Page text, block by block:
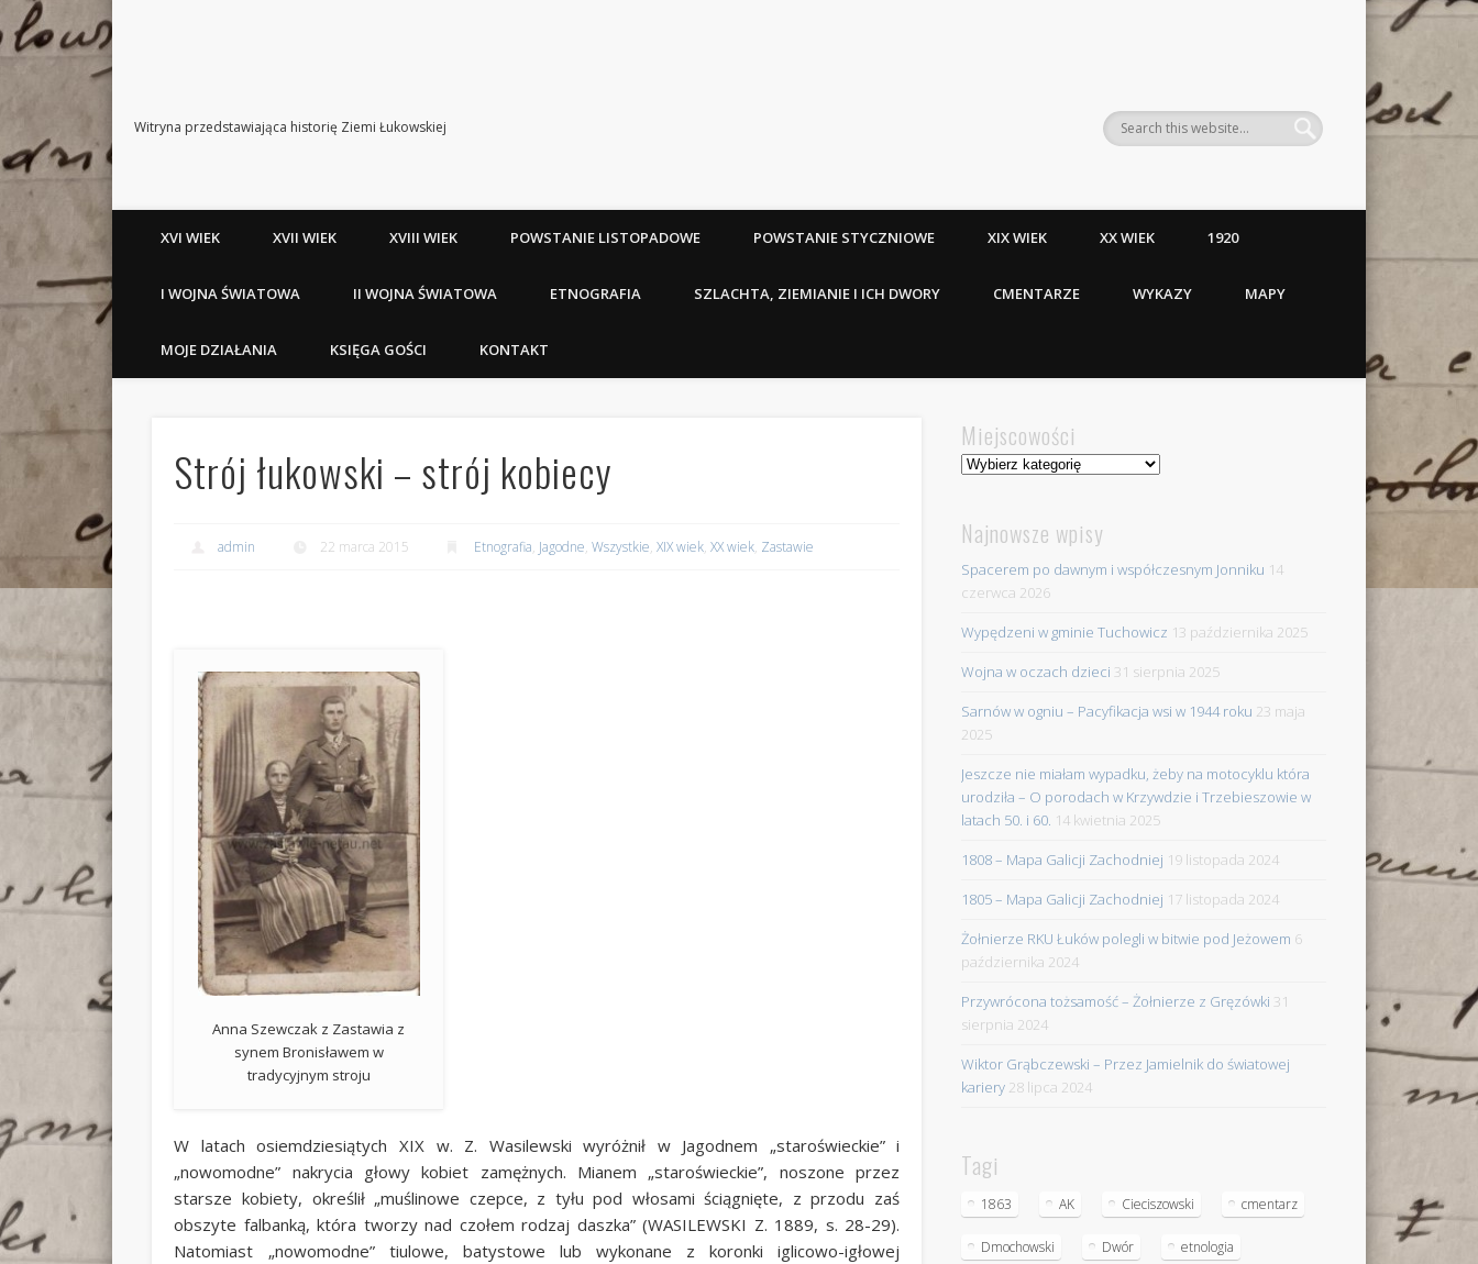
Witryna przedstawiająca historię Ziemi Łukowskiej
XVI WIEK XVII WIEK XVIII WIEK POWSTANIE LISTOPADOWE POWSTANIE STYCZNIOWE XIX WIEK XX WIEK 1920
I WOJNA ŚWIATOWA II WOJNA ŚWIATOWA ETNOGRAFIA SZLACHTA, ZIEMIANIE I ICH DWORY CMENTARZE WYKAZY MAPY
MOJE DZIAŁANIA KSIĘGA GOŚCI KONTAKT
Strój łukowski – strój kobiecy
admin 22 marca 2015 Etnografia, Jagodne,Wszystkie,XIX wiek,XX wiek, Zastawie
Anna Szewczak z Zastawia z
synem Bronisławem w
tradycyjnym stroju
W latach osiemdziesiątych XIX w. Z. Wasilewski wyróżnił w Jagodnem „staroświeckie” i
„nowomodne” nakrycia głowy kobiet zamężnych. Mianem „staroświeckie”, noszone przez
starsze kobiety, określił „muślinowe czepce, z tyłu pod włosami ściągnięte, z przodu zaś
obszyte falbanką, która tworzy nad czołem rodzaj daszka” (WASILEWSKI Z. 1889, s. 28-29).
Natomiast „nowomodne” tiulowe, batystowe lub wykonane z koronki iglicowo-igłowej
Miejscowości
Miejscowości
Najnowsze wpisy
Spacerem po dawnym i współczesnym Jonniku 14
czerwca 2026
Wypędzeni w gminie Tuchowicz 13 października 2025
Wojna w oczach dzieci 31 sierpnia 2025
Sarnów w ogniu – Pacyfikacja wsi w 1944 roku 23 maja
2025
Jeszcze nie miałam wypadku, żeby na motocyklu która
urodziła – O porodach w Krzywdzie i Trzebieszowie w
latach 50. i 60. 14 kwietnia 2025
1808 – Mapa Galicji Zachodniej 19 listopada 2024
1805 – Mapa Galicji Zachodniej 17 listopada 2024
Żołnierze RKU Łuków polegli w bitwie pod Jeżowem 6
października 2024
Przywrócona tożsamość – Żołnierze z Gręzówki 31
sierpnia 2024
Wiktor Grąbczewski – Przez Jamielnik do światowej
kariery 28 lipca 2024
Tagi
1863 AK Cieciszowski cmentarz
Dmochowski Dwór etnologia